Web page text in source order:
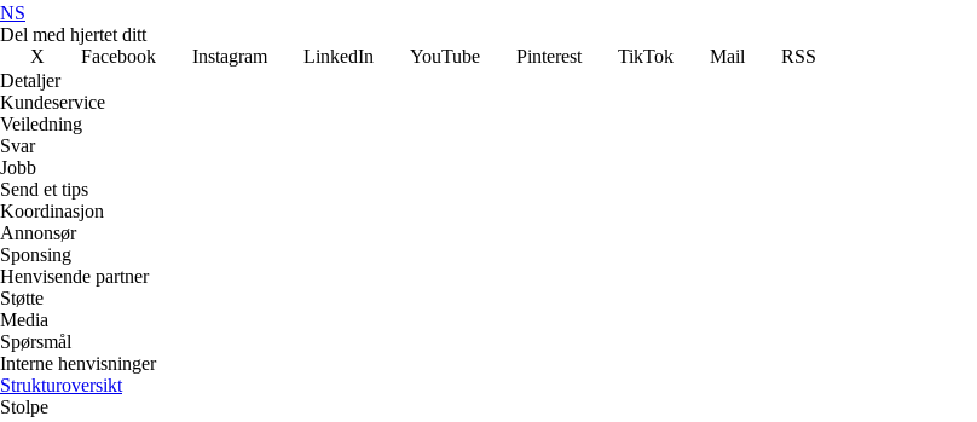
NS
Del med hjertet ditt
X
Facebook Instagram LinkedIn YouTube Pinterest TikTok Mail
RSS
Detaljer
Kundeservice
Veiledning
Svar
Jobb
Send et tips
Koordinasjon
Annonsør
Sponsing
Henvisende partner
Støtte
Media
Spørsmål
Interne henvisninger
Strukturoversikt
Stolpe